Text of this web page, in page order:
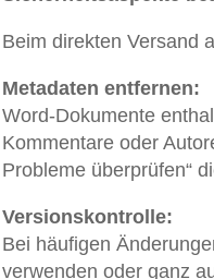
Beim direkten Versand
Metadaten entfernen:
Word-Dokumente
Kommentare oder
Probleme überprüfen“
Versionskontrolle:
Bei häufigen
verwenden oder ganz